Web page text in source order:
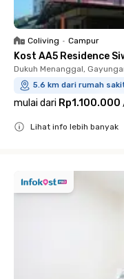
Coliving • Campur
Kost AA5 Residence
Dukuh Menanggal,
5.6 km dari rumah
mulai dari Rp1.100.000
Lihat info lebih banyak